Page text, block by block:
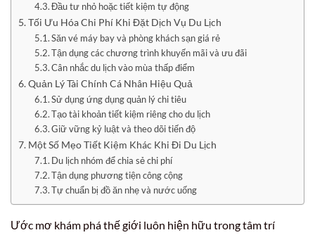
Đầu tư nhỏ hoặc tiết kiệm tự động
Tối Ưu Hóa Chi Phí Khi Đặt Dịch Vụ Du Lịch
Săn vé máy bay và phòng khách sạn giá rẻ
Tận dụng các chương trình khuyến mãi và ưu đãi
Cân nhắc du lịch vào mùa thấp điểm
Quản Lý Tài Chính Cá Nhân Hiệu Quả
Sử dụng ứng dụng quản lý chi tiêu
Tạo tài khoản tiết kiệm riêng cho du lịch
Giữ vững kỷ luật và theo dõi tiến độ
Một Số Mẹo Tiết Kiệm Khác Khi Đi Du Lịch
Du lịch nhóm để chia sẻ chi phí
Tận dụng phương tiện công cộng
Tự chuẩn bị đồ ăn nhẹ và nước uống
Ước mơ khám phá thế giới luôn hiện hữu trong tâm trí